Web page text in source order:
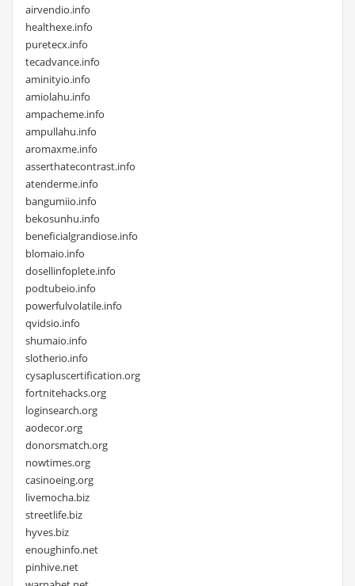
airvendio.info
healthexe.info
puretecx.info
tecadvance.info
aminityio.info
amiolahu.info
ampacheme.info
ampullahu.info
aromaxme.info
asserthatecontrast.info
atenderme.info
bangumiio.info
bekosunhu.info
beneficialgrandiose.info
blomaio.info
dosellinfoplete.info
podtubeio.info
powerfulvolatile.info
qvidsio.info
shumaio.info
slotherio.info
cysapluscertification.org
fortnitehacks.org
loginsearch.org
aodecor.org
donorsmatch.org
nowtimes.org
casinoeing.org
livemocha.biz
streetlife.biz
hyves.biz
enoughinfo.net
pinhive.net